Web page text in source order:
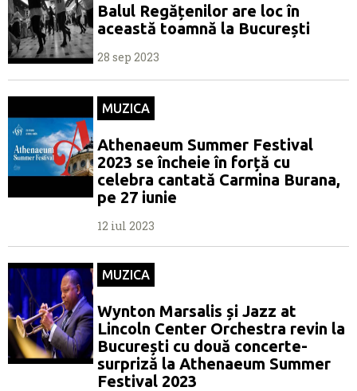
Balul Regățenilor are loc în
această toamnă la București
28 sep 2023
MUZICA
Athenaeum Summer Festival
2023 se încheie în forță cu
celebra cantată Carmina Burana,
pe 27 iunie
12 iul 2023
MUZICA
Wynton Marsalis și Jazz at
Lincoln Center Orchestra revin la
București cu două concerte-
surpriză la Athenaeum Summer
Festival 2023